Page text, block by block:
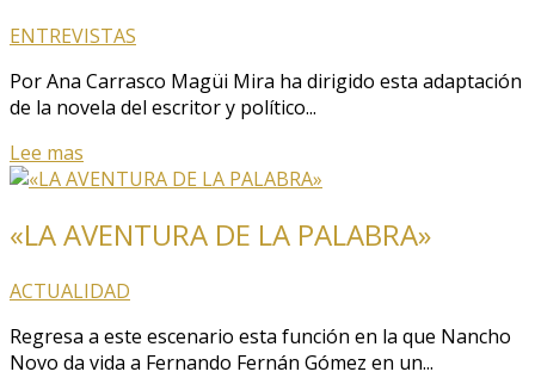
ENTREVISTAS
Por Ana Carrasco Magüi Mira ha dirigido esta adaptación
de la novela del escritor y político...
Lee mas
«LA AVENTURA DE LA PALABRA»
ACTUALIDAD
Regresa a este escenario esta función en la que Nancho
Novo da vida a Fernando Fernán Gómez en un...